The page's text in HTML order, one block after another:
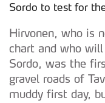
Sordo to test for
Hirvonen, who is
chart and who
Sordo, was the
gravel roads of
muddy first day,